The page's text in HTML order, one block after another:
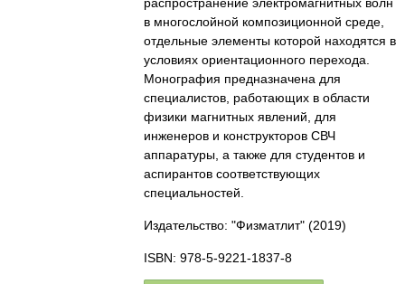
в многослойной композиционной среде,
отдельные элементы которой находятся в
условиях ориентационного перехода.
Монография предназначена для
специалистов, работающих в области
физики магнитных явлений, для
инженеров и конструкторов СВЧ
аппаратуры, а также для студентов и
аспирантов соответствующих
специальностей.
Издательство: "Физматлит" (2019)
ISBN: 978-5-9221-1837-8